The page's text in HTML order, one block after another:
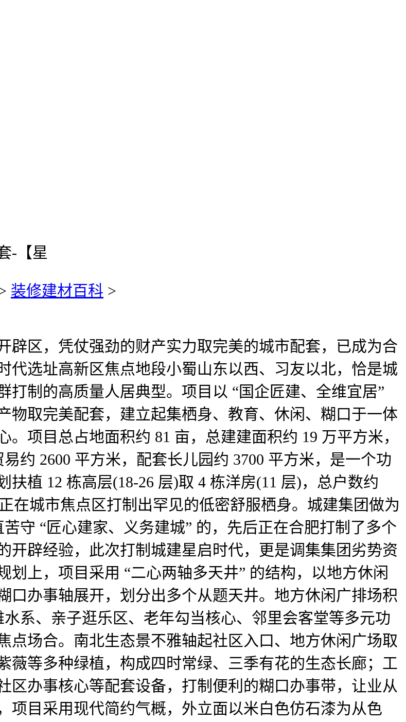
-【星
装修建材百科 >
区，凭仗强劲的财产实力取完美的城市配套，已成为合
代选址高新区焦点地段小蜀山东以西、习友以北，恰是城
打制的高质量人居典型。项目以 “国企匠建、全维宜居”
物取完美配套，建立起集栖身、教育、休闲、糊口于一体
项目总占地面积约 81 亩，总建建面积约 19 万平方米，
约 2600 平方米，配套长儿园约 3700 平方米，是一个功
植 12 栋高层(18-26 层)取 4 栋洋房(11 层)，总户数约
在城市焦点区打制出罕见的低密舒服栖身。城建集团做为
守 “匠心建家、义务建城” 的，先后正在合肥打制了多个
开辟经验，此次打制城建星启时代，更是调集集团劣势资
上，项目采用 “二心两轴多天井” 的结构，以地方休闲
口办事轴展开，划分出多个从题天井。地方休闲广排场积
系、亲子逛乐区、老年勾当核心、邻里会客堂等多元功
点场合。南北生态景不雅轴起社区入口、地方休闲广场取
薇等多种绿植，构成四时常绿、三季有花的生态长廊；工
区办事核心等配套设备，打制便利的糊口办事带，让业从
项目采用现代简约气概，外立面以米白色仿石漆为从色